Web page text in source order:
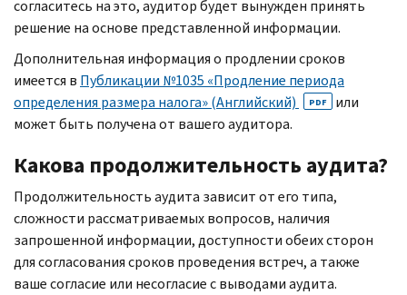
согласитесь на это, аудитор будет вынужден принять
решение на основе представленной информации.
Дополнительная информация о продлении сроков
имеется в Публикации №1035 «Продление периода
определения размера налога» (Английский)
PDF
или
может быть получена от вашего аудитора.
Какова продолжительность аудита?
Продолжительность аудита зависит от его типа,
сложности рассматриваемых вопросов, наличия
запрошенной информации, доступности обеих сторон
для согласования сроков проведения встреч, а также
ваше согласие или несогласие с выводами аудита.